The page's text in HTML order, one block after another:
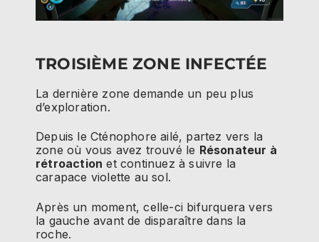
TROISIÈME ZONE INFECTÉE
La dernière zone demande un peu plus
d’exploration.
Depuis le Cténophore ailé, partez vers la
zone où vous avez trouvé le Résonateur à
rétroaction et continuez à suivre la
carapace violette au sol.
Après un moment, celle-ci bifurquera vers
la gauche avant de disparaître dans la
roche.